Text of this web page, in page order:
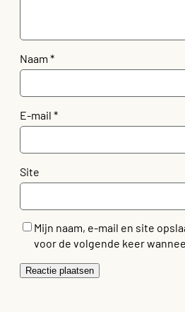
Naam *
E-mail *
Site
Mijn naam, e-mail en site
voor de volgende keer